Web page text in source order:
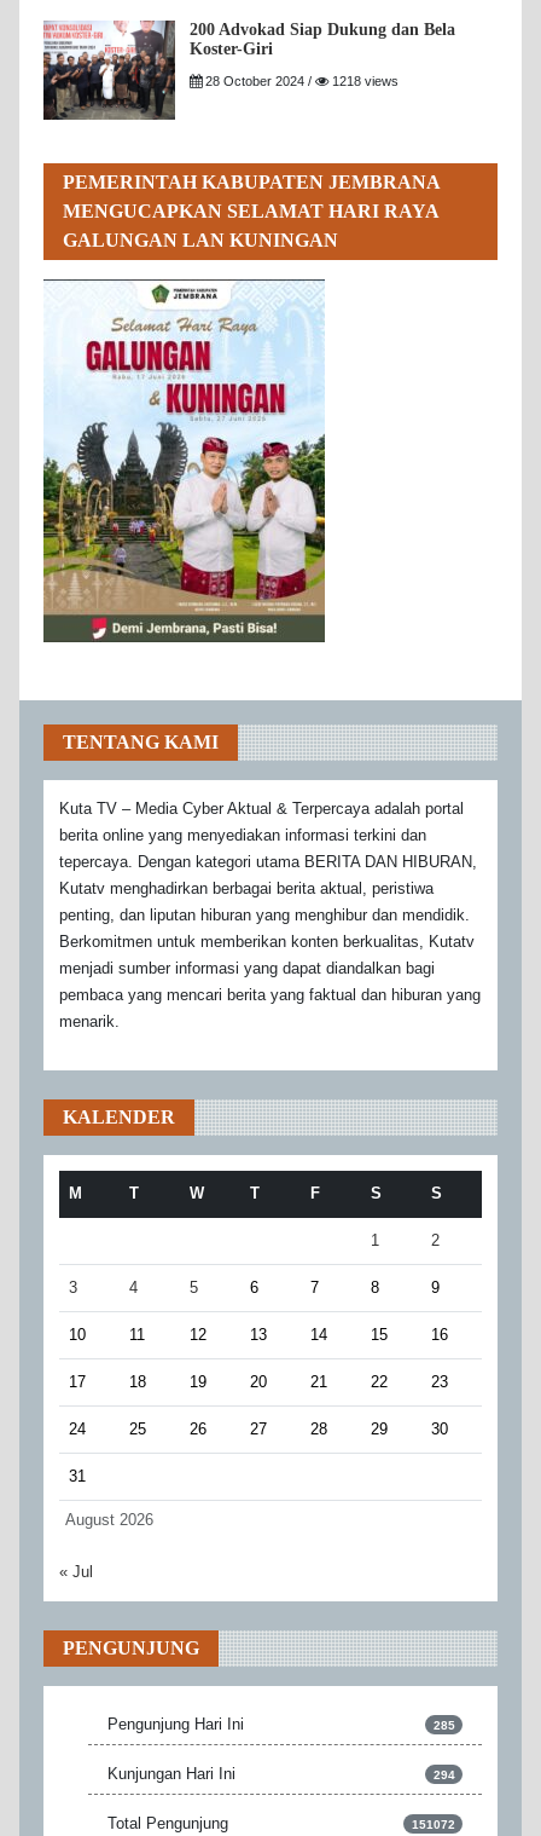
200 Advokad Siap Dukung dan Bela
Koster-Giri
28 October 2024 / 1218 views
PEMERINTAH KABUPATEN JEMBRANA
MENGUCAPKAN SELAMAT HARI RAYA
GALUNGAN LAN KUNINGAN
TENTANG KAMI
Kuta TV – Media Cyber Aktual & Terpercaya adalah portal
berita online yang menyediakan informasi terkini dan
tepercaya. Dengan kategori utama BERITA DAN HIBURAN,
Kutatv menghadirkan berbagai berita aktual, peristiwa
penting, dan liputan hiburan yang menghibur dan mendidik.
Berkomitmen untuk memberikan konten berkualitas, Kutatv
menjadi sumber informasi yang dapat diandalkan bagi
pembaca yang mencari berita yang faktual dan hiburan yang
menarik.
KALENDER
August 2026
M T W T F S S
1 2
3 4 5 6 7 8 9
10 11 12 13 14 15 16
17 18 19 20 21 22 23
24 25 26 27 28 29 30
31
« Jul
PENGUNJUNG
Pengunjung Hari Ini 285
Kunjungan Hari Ini 294
Total Pengunjung 151072